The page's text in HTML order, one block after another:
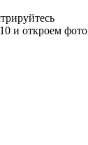
и откроем фото